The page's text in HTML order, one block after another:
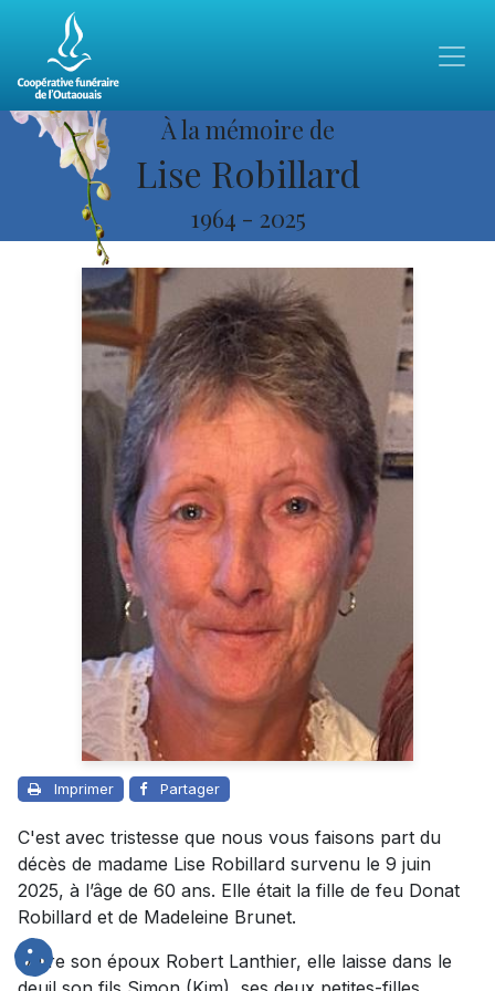
À la mémoire de
Lise Robillard
1964 - 2025
Imprimer Partager
C'est avec tristesse que nous vous faisons part du
décès de madame Lise Robillard survenu le 9 juin
2025, à l’âge de 60 ans. Elle était la fille de feu Donat
Robillard et de Madeleine Brunet.
Outre son époux Robert Lanthier, elle laisse dans le